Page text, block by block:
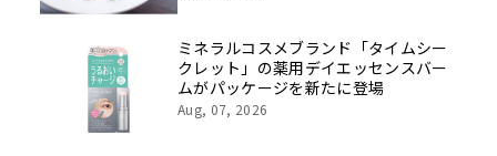
ミネラルコスメブランド「タイムシー
クレット」の薬用デイエッセンスバー
ムがパッケージを新たに登場
Aug, 07, 2026